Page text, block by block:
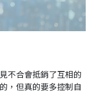
不合會抵銷了互相的
，但真的要多控制自